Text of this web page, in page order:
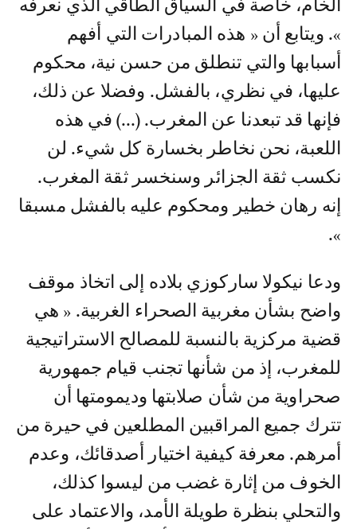
الخام، خاصة في السياق الطاقي الذي نعرفه
». ويتابع أن « هذه المبادرات التي أفهم
أسبابها والتي تنطلق من حسن نية، محكوم
عليها، في نظري، بالفشل. وفضلا عن ذلك،
فإنها قد تبعدنا عن المغرب. (...) في هذه
اللعبة، نحن نخاطر بخسارة كل شيء. لن
نكسب ثقة الجزائر وسنخسر ثقة المغرب.
إنه رهان خطير ومحكوم عليه بالفشل مسبقا
».
ودعا نيكولا ساركوزي بلاده إلى اتخاذ موقف
واضح بشأن مغربية الصحراء الغربية. « هي
قضية مركزية بالنسبة للمصالح الاستراتيجية
للمغرب، إذ من شأنها تجنب قيام جمهورية
صحراوية من شأن صلابتها وديمومتها أن
تترك جميع المراقبين المطلعين في حيرة من
أمرهم. معرفة كيفية اختيار أصدقائك، وعدم
الخوف من إثارة غضب من ليسوا كذلك،
والتحلي بنظرة طويلة الأمد، والاعتماد على